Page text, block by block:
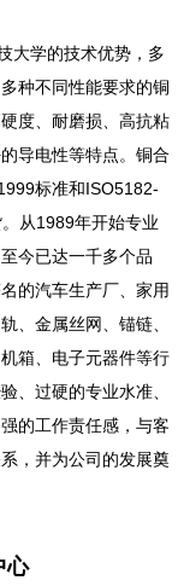
学的技术优势，多
种不同性能要求的铜
度、耐磨损、高抗粘
导电性等特点。铜合
标准和ISO5182-
从1989年开始专业
今已达一千多个品
的汽车生产厂、家用
、金属丝网、锚链、
箱、电子元器件等行
、过硬的专业水准、
的工作责任感，与客
，并为公司的发展奠
心